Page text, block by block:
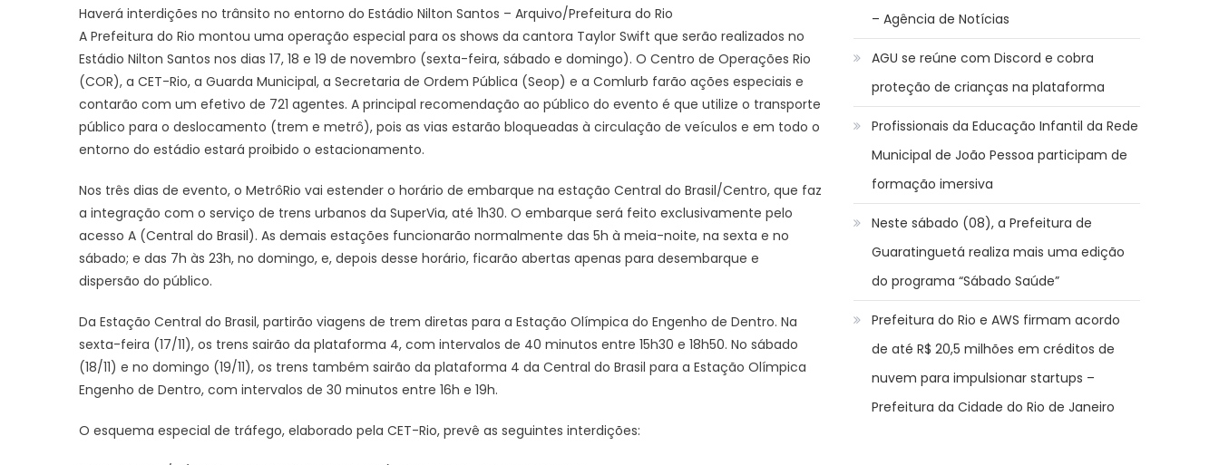
Haverá interdições no trânsito no entorno do Estádio Nilton Santos – Arquivo/Prefeitura do Rio
A Prefeitura do Rio montou uma operação especial para os shows da cantora Taylor Swift que serão realizados no
Estádio Nilton Santos nos dias 17, 18 e 19 de novembro (sexta-feira, sábado e domingo). O Centro de Operações Rio
(COR), a CET-Rio, a Guarda Municipal, a Secretaria de Ordem Pública (Seop) e a Comlurb farão ações especiais e
contarão com um efetivo de 721 agentes. A principal recomendação ao público do evento é que utilize o transporte
público para o deslocamento (trem e metrô), pois as vias estarão bloqueadas à circulação de veículos e em todo o
entorno do estádio estará proibido o estacionamento.
Nos três dias de evento, o MetrôRio vai estender o horário de embarque na estação Central do Brasil/Centro, que faz
a integração com o serviço de trens urbanos da SuperVia, até 1h30. O embarque será feito exclusivamente pelo
acesso A (Central do Brasil). As demais estações funcionarão normalmente das 5h à meia-noite, na sexta e no
sábado; e das 7h às 23h, no domingo, e, depois desse horário, ficarão abertas apenas para desembarque e
dispersão do público.
Da Estação Central do Brasil, partirão viagens de trem diretas para a Estação Olímpica do Engenho de Dentro. Na
sexta-feira (17/11), os trens sairão da plataforma 4, com intervalos de 40 minutos entre 15h30 e 18h50. No sábado
(18/11) e no domingo (19/11), os trens também sairão da plataforma 4 da Central do Brasil para a Estação Olímpica
Engenho de Dentro, com intervalos de 30 minutos entre 16h e 19h.
O esquema especial de tráfego, elaborado pela CET-Rio, prevê as seguintes interdições:
– Agência de Notícias
AGU se reúne com Discord e cobra
proteção de crianças na plataforma
Profissionais da Educação Infantil da Rede
Municipal de João Pessoa participam de
formação imersiva
Neste sábado (08), a Prefeitura de
Guaratinguetá realiza mais uma edição
do programa “Sábado Saúde”
Prefeitura do Rio e AWS firmam acordo
de até R$ 20,5 milhões em créditos de
nuvem para impulsionar startups –
Prefeitura da Cidade do Rio de Janeiro